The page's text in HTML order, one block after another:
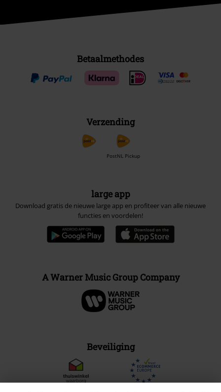
Betaalmethodes
Verzending
PostNL Pickup
large app
Download gratis de nieuwe large app en profiteer van alle nieuwe
functies en voordelen!
A Warner Music Group Company
Beveiliging